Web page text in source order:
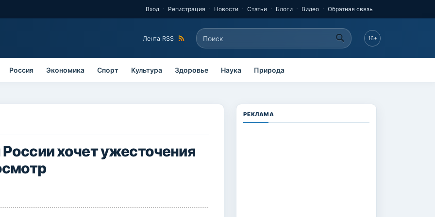
Вход Регистрация Новости Статьи Блоги Видео Обратная связь
Лента RSS Форма поиска
Поиск 16+
Россия Экономика Спорт Культура Здоровье Наука Природа
хочет ужесточения
РЕКЛАМА